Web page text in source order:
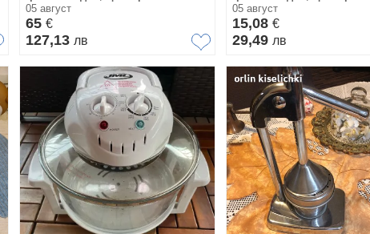
Таймер, Черна
05 август
65 €
127,13 лв
05 август
15,08 €
29,49 лв